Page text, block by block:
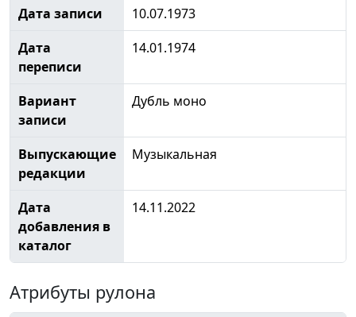
Дата записи
10.07.1973
Дата
переписи
14.01.1974
Вариант
записи
Дубль моно
Выпускающие
редакции
Музыкальная
Дата
добавления в
каталог
14.11.2022
Атрибуты рулона